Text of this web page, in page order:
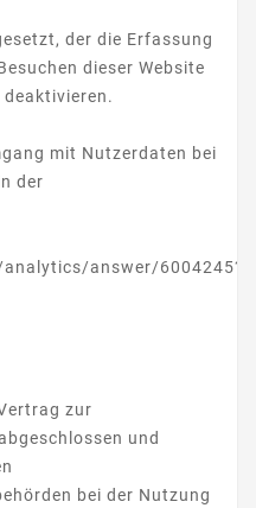
der die Erfassung
dieser Website
mit Nutzerdaten bei
der
answer/6004245?
zur
und
bei der Nutzung